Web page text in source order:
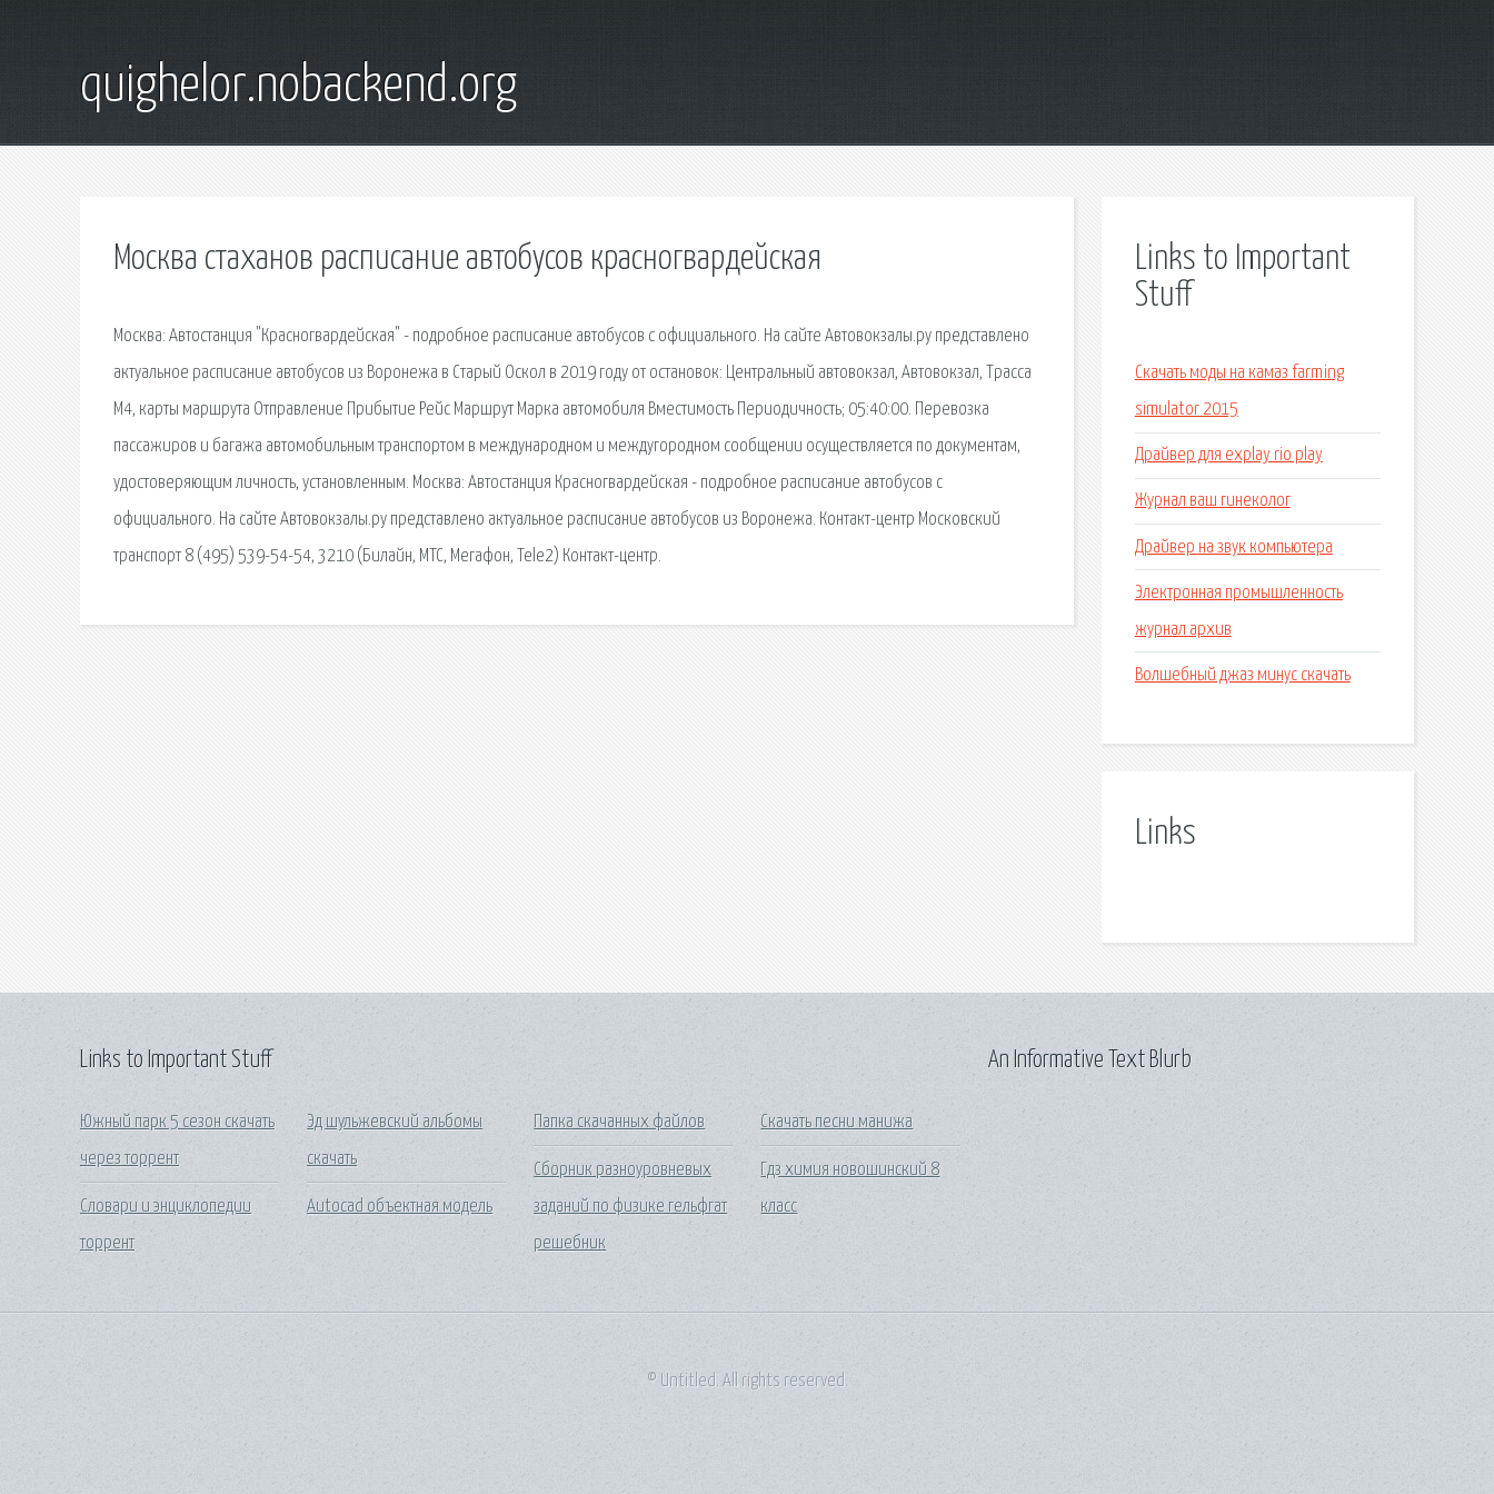
quighelor.nobackend.org
Москва стаханов расписание автобусов красногвардейская
Москва: Автостанция "Красногвардейская" - подробное расписание автобусов с официального. На сайте Автовокзалы.ру представлено
актуальное расписание автобусов из Воронежа в Старый Оскол в 2019 году от остановок: Центральный автовокзал, Автовокзал, Трасса
М4, карты маршрута Отправление Прибытие Рейс Маршрут Марка автомобиля Вместимость Периодичность; 05:40:00. Перевозка
пассажиров и багажа автомобильным транспортом в международном и междугородном сообщении осуществляется по документам,
удостоверяющим личность, установленным. Москва: Автостанция Красногвардейская - подробное расписание автобусов с
официального. На сайте Автовокзалы.ру представлено актуальное расписание автобусов из Воронежа. Контакт-центр Московский
транспорт 8 (495) 539-54-54, 3210 (Билайн, МТС, Мегафон, Tele2) Контакт-центр.
Links to Important
Stuff
Скачать моды на камаз farming
simulator 2015
Драйвер для explay rio play
Журнал ваш гинеколог
Драйвер на звук компьютера
Электронная промышленность
журнал архив
Волшебный джаз минус скачать
Links
Links to Important Stuff
Южный парк 5 сезон скачать
через торрент
Словари и энциклопедии
торрент
Эд шульжевский альбомы
скачать
Autocad объектная модель
Папка скачанных файлов
Сборник разноуровневых
заданий по физике гельфгат
решебник
Скачать песни манижа
Гдз химия новошинский 8
класс
An Informative Text Blurb
© Untitled. All rights reserved.